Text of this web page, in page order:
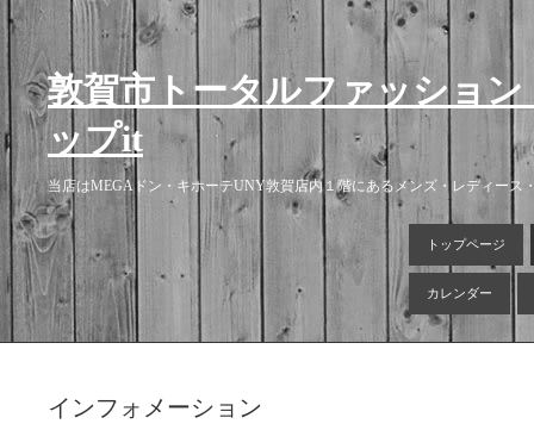
敦賀市トータルファッショ
ップit
当店はMEGAドン・キホーテUNY敦賀店内１階にあるメンズ・レディー
トップページ
カレンダー
インフォメーション